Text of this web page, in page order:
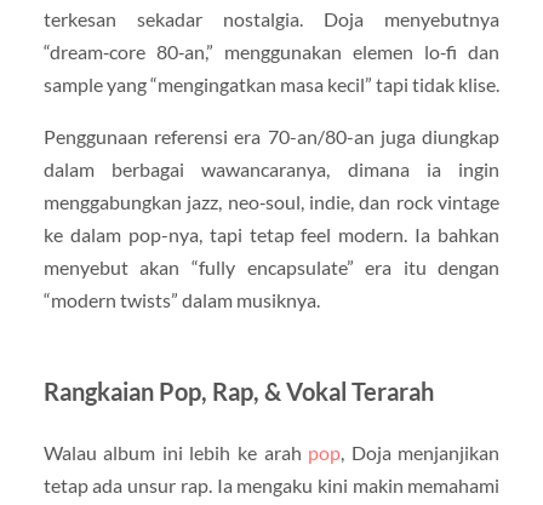
terkesan sekadar nostalgia. Doja menyebutnya
“dream‑core 80‑an,” menggunakan elemen lo‑fi dan
sample yang “mengingatkan masa kecil” tapi tidak klise.
Penggunaan referensi era 70-an/80-an juga diungkap
dalam berbagai wawancaranya, dimana ia ingin
menggabungkan jazz, neo‑soul, indie, dan rock vintage
ke dalam pop-nya, tapi tetap feel modern. Ia bahkan
menyebut akan “fully encapsulate” era itu dengan
“modern twists” dalam musiknya.
Rangkaian Pop, Rap, & Vokal Terarah
Walau album ini lebih ke arah pop, Doja menjanjikan
tetap ada unsur rap. Ia mengaku kini makin memahami